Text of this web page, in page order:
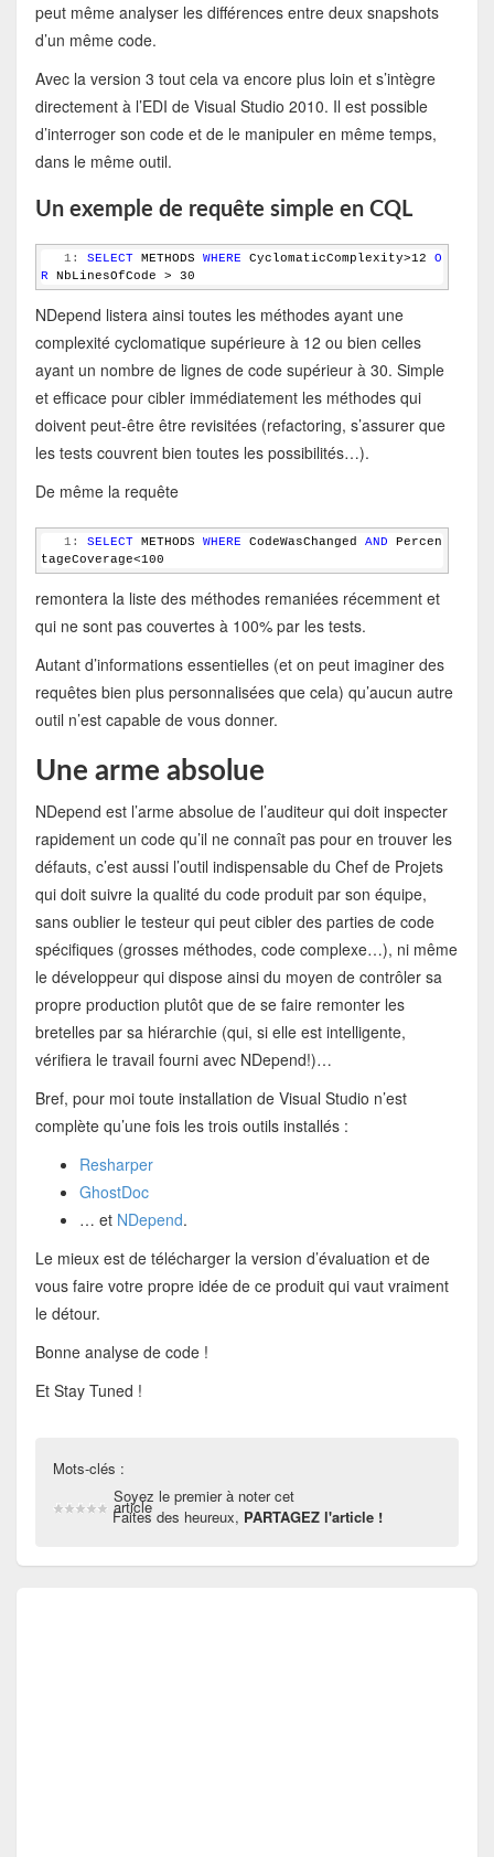
peut même analyser les différences entre deux snapshots
d’un même code.
Avec la version 3 tout cela va encore plus loin et s’intègre
directement à l’EDI de Visual Studio 2010. Il est possible
d’interroger son code et de le manipuler en même temps,
dans le même outil.
Un exemple de requête simple en CQL
   1:
SELECT METHODS WHERE CyclomaticComplexity>12 O
R NbLinesOfCode > 30
NDepend listera ainsi toutes les méthodes ayant une
complexité cyclomatique supérieure à 12 ou bien celles
ayant un nombre de lignes de code supérieur à 30. Simple
et efficace pour cibler immédiatement les méthodes qui
doivent peut-être être revisitées (refactoring, s’assurer que
les tests couvrent bien toutes les possibilités…).
De même la requête
   1:
SELECT METHODS WHERE CodeWasChanged AND Percen
tageCoverage<100
remontera la liste des méthodes remaniées récemment et
qui ne sont pas couvertes à 100% par les tests.
Autant d’informations essentielles (et on peut imaginer des
requêtes bien plus personnalisées que cela) qu’aucun autre
outil n’est capable de vous donner.
Une arme absolue
NDepend est l’arme absolue de l’auditeur qui doit inspecter
rapidement un code qu’il ne connaît pas pour en trouver les
défauts, c’est aussi l’outil indispensable du Chef de Projets
qui doit suivre la qualité du code produit par son équipe,
sans oublier le testeur qui peut cibler des parties de code
spécifiques (grosses méthodes, code complexe…), ni même
le développeur qui dispose ainsi du moyen de contrôler sa
propre production plutôt que de se faire remonter les
bretelles par sa hiérarchie (qui, si elle est intelligente,
vérifiera le travail fourni avec NDepend!)…
Bref, pour moi toute installation de Visual Studio n’est
complète qu’une fois les trois outils installés :
Resharper
GhostDoc
… et NDepend.
Le mieux est de télécharger la version d’évaluation et de
vous faire votre propre idée de ce produit qui vaut vraiment
le détour.
Bonne analyse de code !
Et Stay Tuned !
Mots-clés :
Soyez le premier à noter cet
article
Faites des heureux, PARTAGEZ l'article !